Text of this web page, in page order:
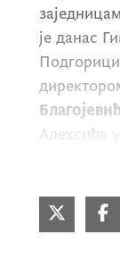
је данас
Алексића
посебно
се тичу